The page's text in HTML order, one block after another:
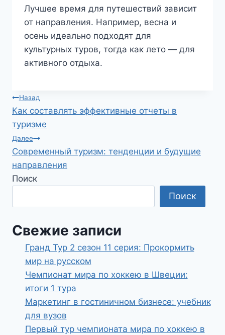
Лучшее время для путешествий зависит
от направления. Например, весна и
осень идеально подходят для
культурных туров, тогда как лето — для
активного отдыха.
Навигация
по
записям
Назад
Как составлять эффективные отчеты в
туризме
Далее
Современный туризм: тенденции и будущие
направления
Поиск
Поиск
Свежие записи
Гранд Тур 2 сезон 11 серия: Прокормить
мир на русском
Чемпионат мира по хоккею в Швеции:
итоги 1 тура
Маркетинг в гостиничном бизнесе: учебник
для вузов
Первый тур чемпионата мира по хоккею в